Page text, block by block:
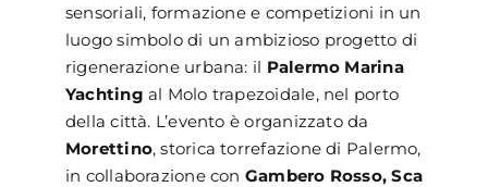
sensoriali, formazione e competizioni in un
luogo simbolo di un ambizioso progetto di
rigenerazione urbana: il Palermo Marina
Yachtingal Molo trapezoidale, nel porto
della città. L’evento è organizzato da
Morettino, storica torrefazione di Palermo,
in collaborazione con Gambero Rosso, Sca